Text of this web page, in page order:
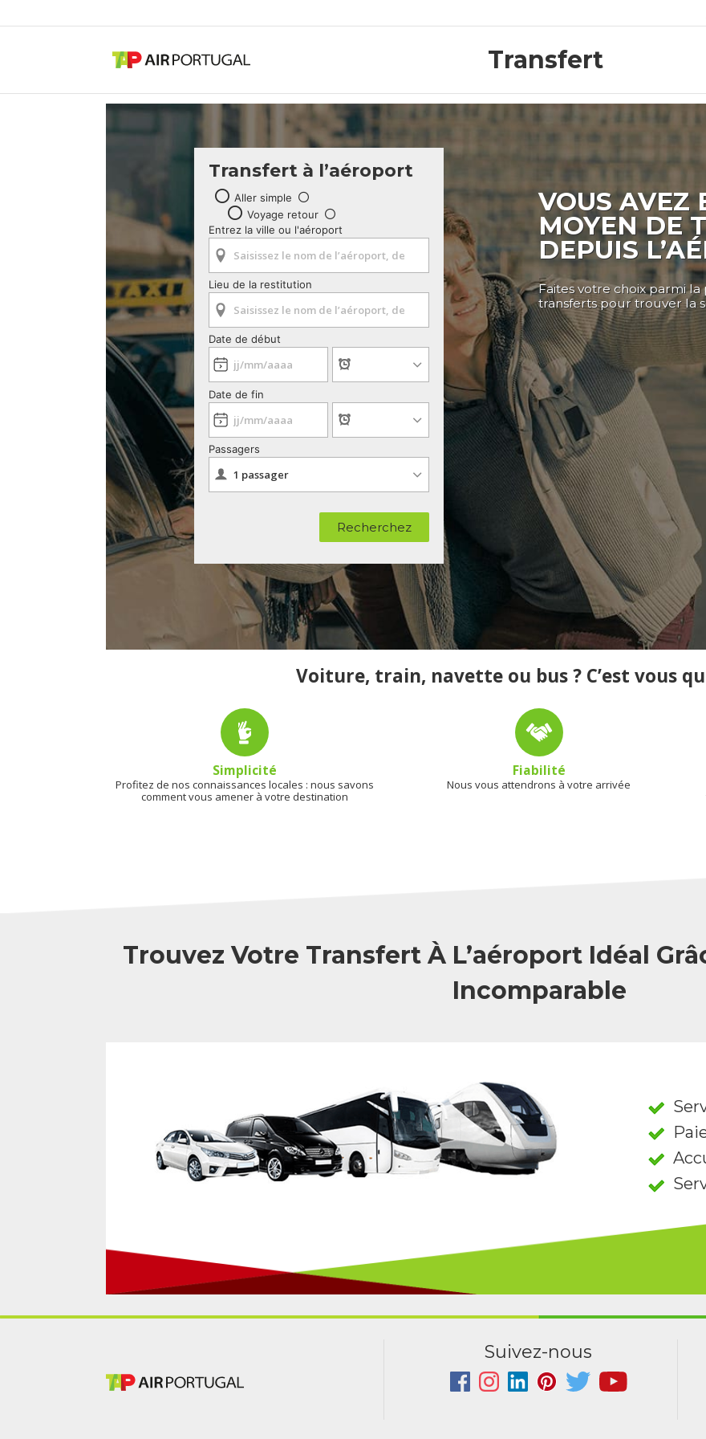
Transfert
Transfert à l’aéroport
Aller simple
Voyage retour
Entrez la ville ou l'aéroport
Lieu de la restitution
Date de début
Date de fin
Passagers
Recherchez
VOUS AVEZ
MOYEN DE
DEPUIS
Faites votre choix parmi
transferts pour trouver la
Voiture, train, navette ou bus ? C’est vous
Simplicité
Profitez de nos connaissances locales : nous savons
comment vous amener à votre destination
Fiabilité
Nous vous attendrons à votre arrivée
Trouvez Votre Transfert À L’aéroport Idéal
Incomparable
Suivez-nous